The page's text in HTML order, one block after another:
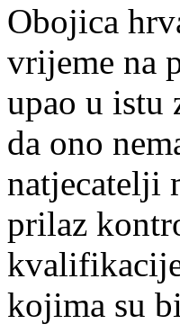
Obojica
vrijeme na
upao u istu
da ono
natjecatelji
prilaz
kojima su